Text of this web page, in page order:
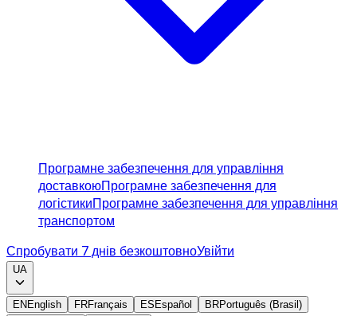
Програмне забезпечення для управління
доставкоюПрограмне забезпечення для
логістикиПрограмне забезпечення для управління
транспортом
Спробувати 7 днів безкоштовноУвійти
UA
EN English FRFrançais ES Español BRPortuguês (Brasil)